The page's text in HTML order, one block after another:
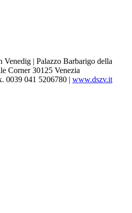
Venedig | Palazzo Barbarigo della
Corner 30125 Venezia
0039 041 5206780 | www.dszv.it